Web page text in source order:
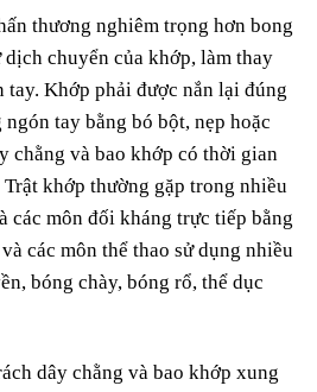
thương nghiêm trọng hơn bong
dịch chuyển của khớp, làm thay
tay. Khớp phải được nắn lại đúng
tay bằng bó bột, nẹp hoặc
chằng và bao khớp có thời gian
khớp thường gặp trong nhiều
các môn đối kháng trực tiếp bằng
các môn thể thao sử dụng nhiều
bóng chày, bóng rổ, thể dục
dây chằng và bao khớp xung